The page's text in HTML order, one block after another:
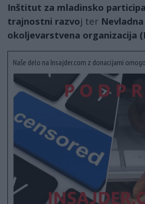
Inštitut za mladinsko
trajnostni razvoj ter Nevladna
okoljevarstvena organizacija
Naše delo na Insajder.com z donacijami